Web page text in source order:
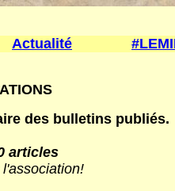
Actualité #
des bulletins publiés.
articles